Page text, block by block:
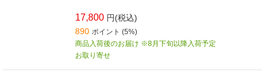
17,800 円(税込)
890 ポイント (5%)
商品入荷後のお届け ※8月下旬以降入荷予定
お取り寄せ